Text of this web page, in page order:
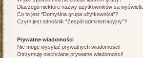
Dlaczego niektóre nazwy użytkowników są
Co to jest “Domyślna grupa użytkownika”?
Czym jest odnośnik “Zespół administracyjny”?
Prywatne wiadomości
Nie mogę wysyłać prywatnych wiadomości!
Otrzymuję niechciane prywatne wiadomości!